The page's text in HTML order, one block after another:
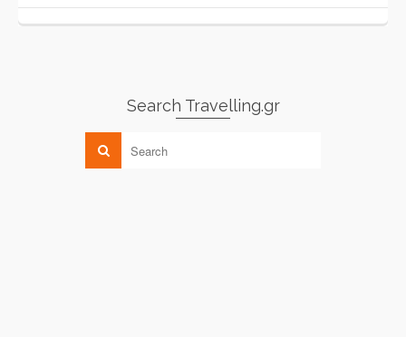
Search Travelling.gr